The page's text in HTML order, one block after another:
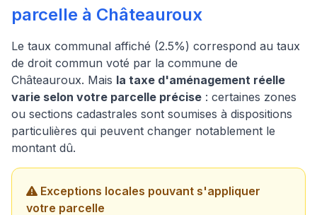
parcelle à Châteauroux
Le taux communal affiché (2.5%) correspond au taux
de droit commun voté par la commune de
Châteauroux. Mais la taxe d'aménagement réelle
varie selon votre parcelle précise : certaines zones
ou sections cadastrales sont soumises à dispositions
particulières qui peuvent changer notablement le
montant dû.
Exceptions locales pouvant s'appliquer
votre parcelle